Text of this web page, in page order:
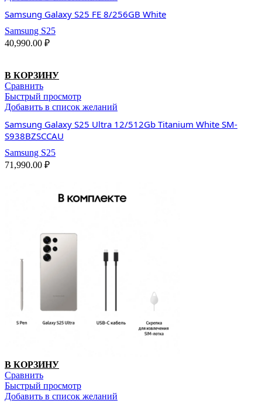
Samsung Galaxy S25 FE 8/256GB White
Samsung S25
40,990.00 ₽
В КОРЗИНУ
Сравнить
Быстрый просмотр
Добавить в список желаний
Samsung Galaxy S25 Ultra 12/512Gb Titanium White SM-
S938BZSCCAU
Samsung S25
71,990.00 ₽
В КОРЗИНУ
Сравнить
Быстрый просмотр
Добавить в список желаний